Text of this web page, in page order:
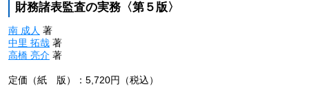
財務諸表監査の実務〈第５版〉
南 成人 著
中里 拓哉著
高橋 亮介著
定価（紙 版）：5,720円（税込）